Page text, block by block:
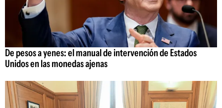
De pesos a yenes: el manual de intervención de Estados
Unidos en las monedas ajenas